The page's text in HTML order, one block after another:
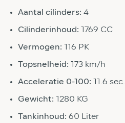
Aantal cilinders: 4
Cilinderinhoud: 1769 CC
Vermogen: 116 PK
Topsnelheid: 173 km/h
Acceleratie 0-100: 11.6 sec.
Gewicht: 1280 KG
Tankinhoud: 60 Liter